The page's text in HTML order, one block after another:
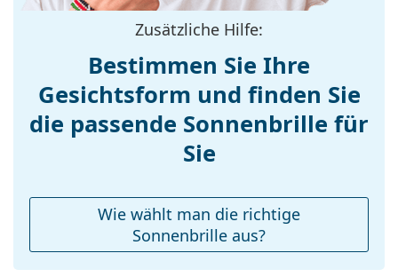
Stegbreite:
16 mm
370 g
Nasenpads:
Nein
Federscharnier:
Nein
Reinigungstuch:
Ja
Zusätzliche Hilfe:
Bestimmen Sie Ihre
Gesichtsform und finden Sie
die passende Sonnenbrille für
Sie
Wie wählt man die richtige
Sonnenbrille aus?